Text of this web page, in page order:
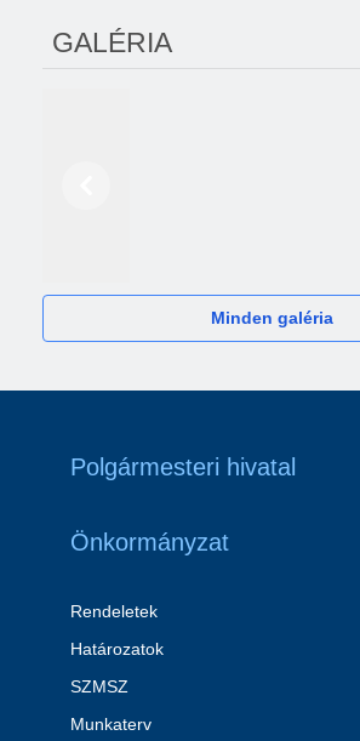
GALÉRIA
Minden galéria
Polgármesteri hivatal
Önkormányzat
Rendeletek
Határozatok
SZMSZ
Munkaterv